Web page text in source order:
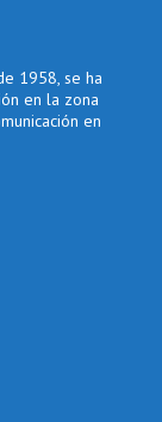
1958, se ha
en la zona
en